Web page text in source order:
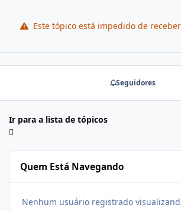
Este tópico está impedido de
Seguidores
Ir para a lista de tópicos
Quem Está Navegando
Nenhum usuário registrado